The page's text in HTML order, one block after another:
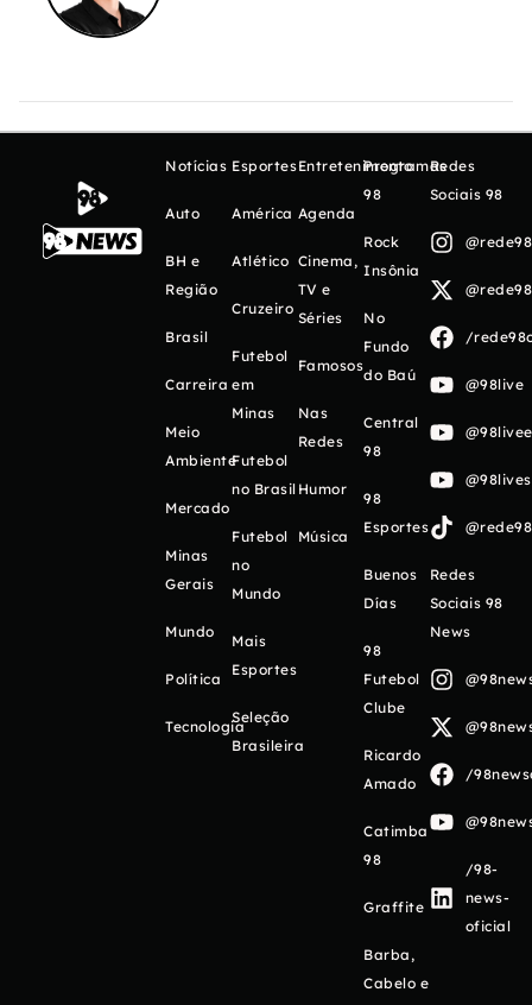
Notícias
Auto
BH e
Região
Brasil
Carreira
Meio
Ambiente
Mercado
Minas
Gerais
Mundo
Política
Tecnologia
Esportes
América
Atlético
Cruzeiro
Futebol
em
Minas
Futebol
no Brasil
Futebol
no
Mundo
Mais
Esportes
Seleção
Brasileira
Entretenimento
Agenda
Cinema,
TV e
Séries
Famosos
Nas
Redes
Humor
Música
Programas
98
Rock
Insônia
No
Fundo
do Baú
Central
98
98
Esportes
Buenos
Días
98
Futebol
Clube
Ricardo
Amado
Catimba
98
Graffite
Barba,
Cabelo e
Redes
Sociais 98
/
@98live
Redes
Sociais 98
News
/
/98-
news-
oficial